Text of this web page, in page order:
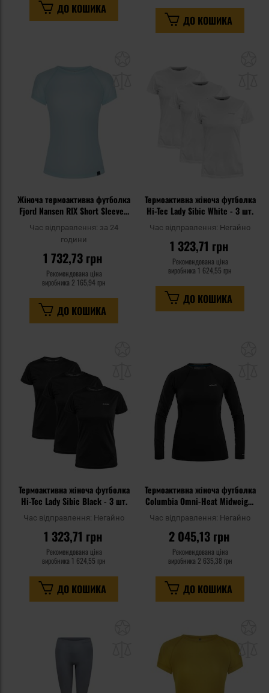
ДО КОШИКА
ДО КОШИКА
уподобань
Жіноча термоактивна футболка
Fjord Nansen RIX Short Sleeve -
Час відправлення: за 24
години
1 732,73 грн
Рекомендована ціна
виробника 2 165,94 грн
ДО КОШИКА
Термоактивна жіноча футболка
Hi-Tec Lady Sibic White - 3 шт.
Час відправлення: Негайно
1 323,71 грн
Рекомендована ціна
виробника 1 624,55 грн
ДО КОШИКА
уподобань
Термоактивна жіноча футболка
Hi-Tec Lady Sibic Black - 3 шт.
Час відправлення: Негайно
1 323,71 грн
Рекомендована ціна
виробника 1 624,55 грн
ДО КОШИКА
Термоактивна жіноча футболка
Columbia Omni-Heat Midweight
Baselayer Crew - Black
Час відправлення: Негайно
2 045,13 грн
Рекомендована ціна
виробника 2 635,38 грн
ДО КОШИКА
списку
уподобань